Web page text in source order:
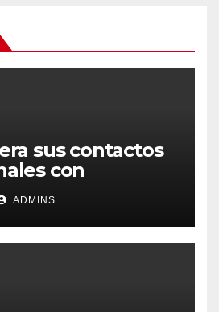
sus contactos
con
como socio
su agenda de
ADMINS